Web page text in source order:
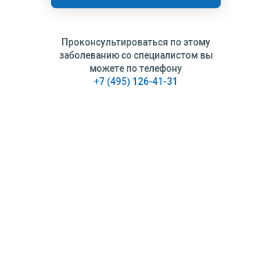
Проконсультироваться по этому
заболеванию со специалистом вы
можете по телефону
+7 (495) 126-41-31